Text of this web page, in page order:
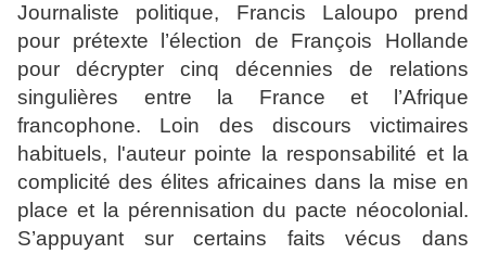
Journaliste politique, Francis Laloupo prend
pour prétexte l’élection de François Hollande
pour décrypter cinq décennies de relations
singulières entre la France et l’Afrique
francophone. Loin des discours victimaires
habituels, l'auteur pointe la responsabilité et la
complicité des élites africaines dans la mise en
place et la pérennisation du pacte néocolonial.
S’appuyant sur certains faits vécus dans